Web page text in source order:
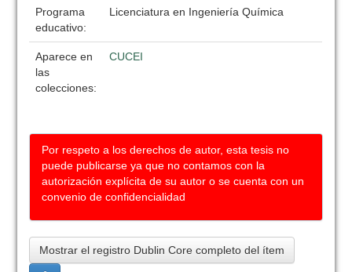
Programa
educativo:
Licenciatura en Ingeniería Química
Aparece en
las
colecciones:
CUCEI
Por respeto a los derechos de autor, esta tesis no
puede publicarse ya que no contamos con la
autorización explícita de su autor o se cuenta con un
convenio de confidencialidad
Mostrar el registro Dublin Core completo del ítem